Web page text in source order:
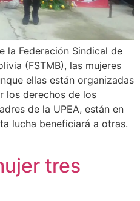
la Federación Sindical de
(FSTMB), las mujeres
ellas están organizadas
los derechos de los
de la UPEA, están en
lucha beneficiará a otras.
tres